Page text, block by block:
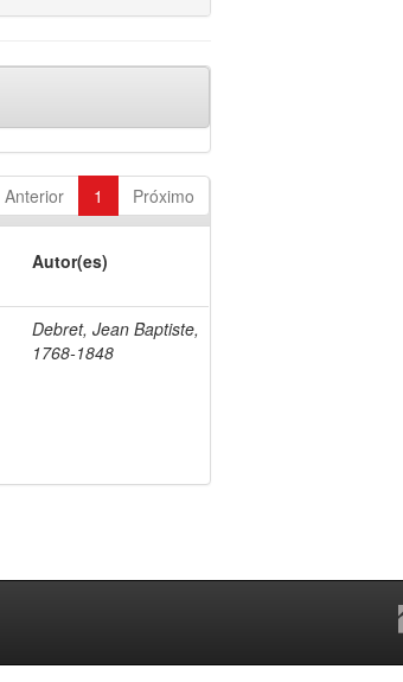
Anterior 1 Próximo
Autor(es)
Debret, Jean Baptiste,
1768-1848